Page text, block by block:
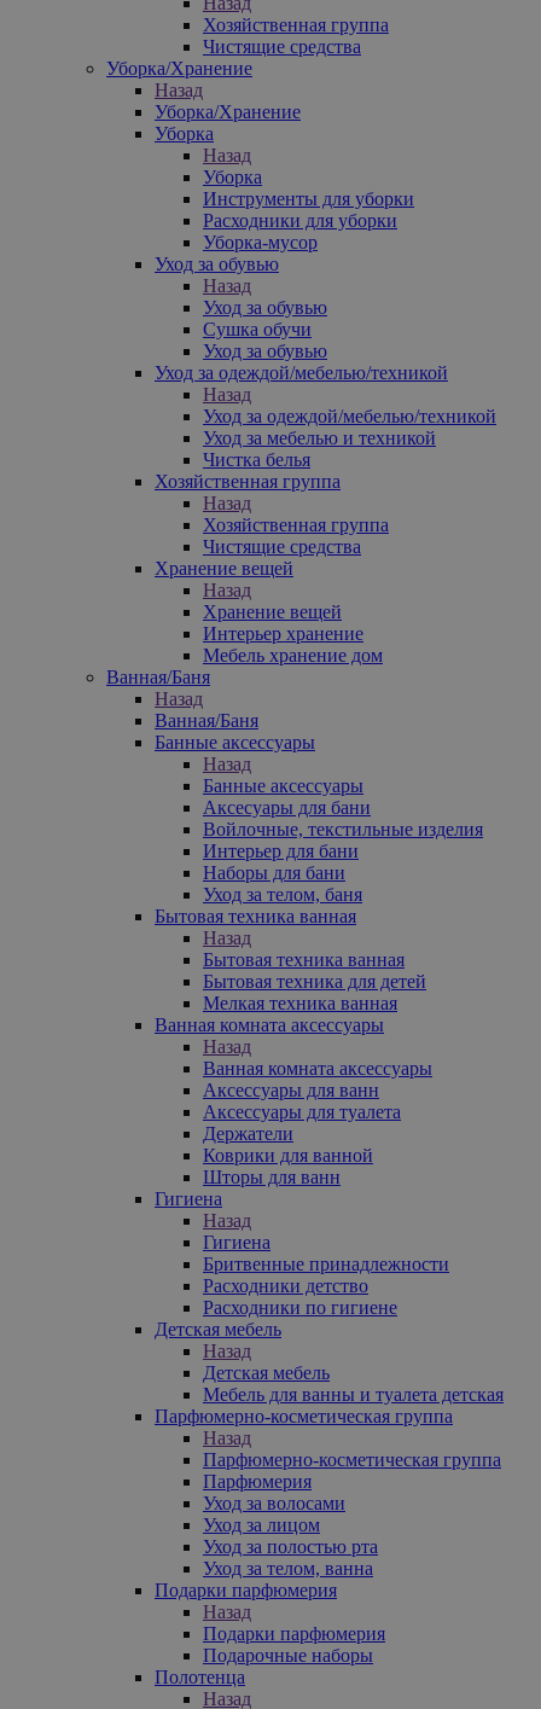
Хозяйственная группа
Чистящие средства
Уборка/Хранение
Назад
Уборка/Хранение
Уборка
Назад
Уборка
Инструменты для уборки
Расходники для уборки
Уборка-мусор
Уход за обувью
Назад
Уход за обувью
Сушка обучи
Уход за обувью
Уход за одеждой/мебелью/техникой
Назад
Уход за одеждой/мебелью/техникой
Уход за мебелью и техникой
Чистка белья
Хозяйственная группа
Назад
Хозяйственная группа
Чистящие средства
Хранение вещей
Назад
Хранение вещей
Интерьер хранение
Мебель хранение дом
Ванная/Баня
Назад
Ванная/Баня
Банные аксессуары
Назад
Банные аксессуары
Аксесуары для бани
Войлочные, текстильные изделия
Интерьер для бани
Наборы для бани
Уход за телом, баня
Бытовая техника ванная
Назад
Бытовая техника ванная
Бытовая техника для детей
Мелкая техника ванная
Ванная комната аксессуары
Назад
Ванная комната аксессуары
Аксессуары для ванн
Аксессуары для туалета
Держатели
Коврики для ванной
Шторы для ванн
Гигиена
Назад
Гигиена
Бритвенные принадлежности
Расходники детство
Расходники по гигиене
Детская мебель
Назад
Детская мебель
Мебель для ванны и туалета детская
Парфюмерно-косметическая группа
Назад
Парфюмерно-косметическая группа
Парфюмерия
Уход за волосами
Уход за лицом
Уход за полостью рта
Уход за телом, ванна
Подарки парфюмерия
Назад
Подарки парфюмерия
Подарочные наборы
Полотенца
Назад